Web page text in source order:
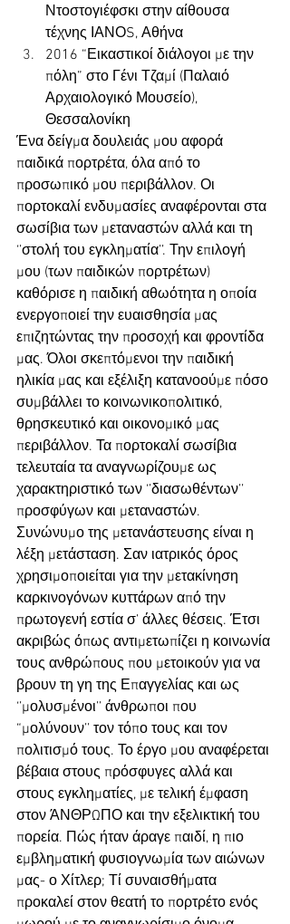
Ντοστογιέφσκι στην αίθουσα
τέχνης ΙΑΝΟS, Αθήνα
2016 “Εικαστικοί διάλογοι με την
πόλη” στο Γένι Τζαμί (Παλαιό
Αρχαιολογικό Μουσείο),
Θεσσαλονίκη
Ένα δείγμα δουλειάς μου αφορά
παιδικά πορτρέτα, όλα από το
προσωπικό μου περιβάλλον. Οι
πορτοκαλί ενδυμασίες αναφέρονται στα
σωσίβια των μεταναστών αλλά και τη
‘’στολή του εγκληματία’’. Την επιλογή
μου (των παιδικών πορτρέτων)
καθόρισε η παιδική αθωότητα η οποία
ενεργοποιεί την ευαισθησία μας
επιζητώντας την προσοχή και φροντίδα
μας. Όλοι σκεπτόμενοι την παιδική
ηλικία μας και εξέλιξη κατανοούμε πόσο
συμβάλλει το κοινωνικοπολιτικό,
θρησκευτικό και οικονομικό μας
περιβάλλον. Τα πορτοκαλί σωσίβια
τελευταία τα αναγνωρίζουμε ως
χαρακτηριστικό των ‘’διασωθέντων’’
προσφύγων και μεταναστών.
Συνώνυμο της μετανάστευσης είναι η
λέξη μετάσταση. Σαν ιατρικός όρος
χρησιμοποιείται για την μετακίνηση
καρκινογόνων κυττάρων από την
πρωτογενή εστία σ’ άλλες θέσεις. Έτσι
ακριβώς όπως αντιμετωπίζει η κοινωνία
τους ανθρώπους που μετοικούν για να
βρουν τη γη της Επαγγελίας και ως
‘’μολυσμένοι’’ άνθρωποι που
“μολύνουν’’ τον τόπο τους και τον
πολιτισμό τους. Το έργο μου αναφέρεται
βέβαια στους πρόσφυγες αλλά και
στους εγκληματίες, με τελική έμφαση
στον ΆΝΘΡΩΠΟ και την εξελικτική του
πορεία. Πώς ήταν άραγε παιδί, η πιο
εμβληματική φυσιογνωμία των αιώνων
μας- ο Χίτλερ; Τί συναισθήματα
προκαλεί στον θεατή το πορτρέτο ενός